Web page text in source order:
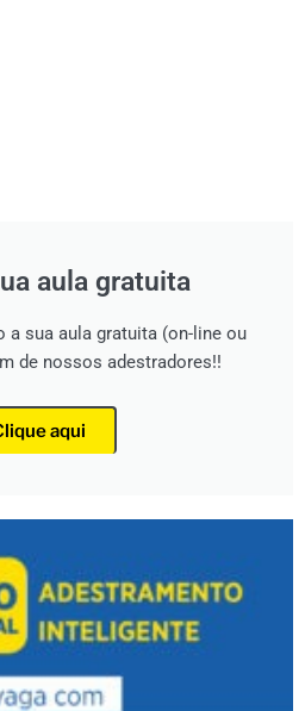
aula gratuita
a sua aula gratuita (on-line ou
de nossos adestradores!!
aqui